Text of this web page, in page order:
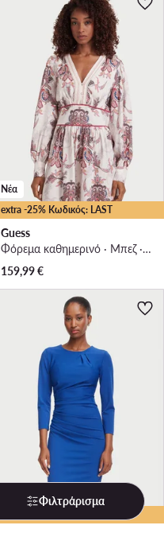
extra -25% Κωδικός: LAST
Νέα
Guess
Φόρεμα καθημερινό · Μπεζ · Mini
159,99€
Φιλτράρισμα